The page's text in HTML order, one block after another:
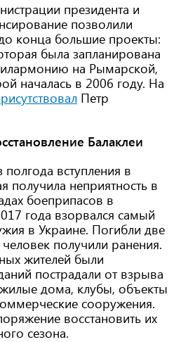
президента и
позволили
конца большие проекты:
была запланирована
на Рымарской,
началась в 2006 году. На
Петр
Балаклеи
вступления в
получила неприятность в
боеприпасов в
года взорвался самый
в Украине. Погибли две
получили ранения.
жителей были
пострадали от взрыва
дома, клубы, объекты
сооружения.
восстановить их
сезона.